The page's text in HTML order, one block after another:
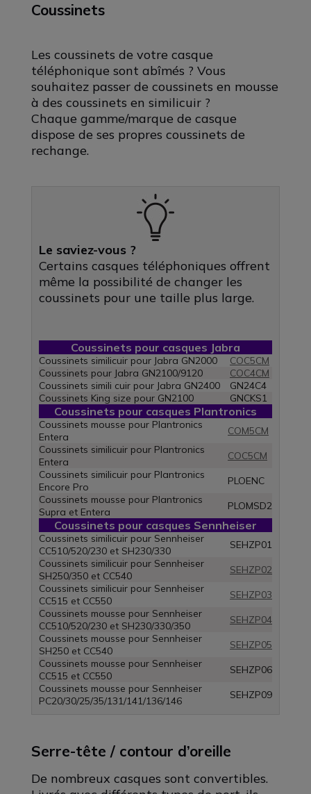
Coussinets
Les coussinets de votre casque
téléphonique sont abîmés ? Vous
souhaitez passer de coussinets en mousse
à des coussinets en similicuir ?
Chaque gamme/marque de casque
dispose de ses propres coussinets de
rechange.
Le saviez-vous ?
Certains casques téléphoniques offrent
même la possibilité de changer les
coussinets pour une taille plus large.
Coussinets pour casques Jabra
Coussinets similicuir pour Jabra GN2000
COC5CM
Coussinets pour Jabra GN2100/9120
COC4CM
Coussinets simili cuir pour Jabra GN2400
GN24C4
Coussinets King size pour GN2100
GNCKS1
Coussinets pour casques Plantronics
Coussinets mousse pour Plantronics
Entera
COM5CM
Coussinets similicuir pour Plantronics
Entera
COC5CM
Coussinets similicuir pour Plantronics
Encore Pro
PLOENC
Coussinets mousse pour Plantronics
Supra et Entera
PLOMSD2
Coussinets pour casques Sennheiser
Coussinets similicuir pour Sennheiser
CC510/520/230 et SH230/330
SEHZP01
Coussinets similicuir pour Sennheiser
SH250/350 et CC540
SEHZP02
Coussinets similicuir pour Sennheiser
CC515 et CC550
SEHZP03
Coussinets mousse pour Sennheiser
CC510/520/230 et SH230/330/350
SEHZP04
Coussinets mousse pour Sennheiser
SH250 et CC540
SEHZP05
Coussinets mousse pour Sennheiser
CC515 et CC550
SEHZP06
Coussinets mousse pour Sennheiser
PC20/30/25/35/131/141/136/146
SEHZP09
Serre-tête / contour d’oreille
De nombreux casques sont convertibles.